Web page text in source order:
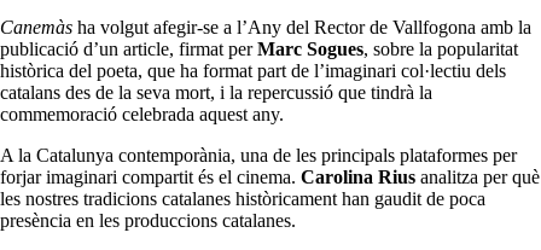
Canemàs ha volgut afegir-se a l’Any del Rector de Vallfogona amb la
publicació d’un article, firmat perMarc Sogues, sobre la popularitat
històrica del poeta, que ha format part de l’imaginari col·lectiu dels
catalans des de la seva mort, i la repercussió que tindrà la
commemoració celebrada aquest any.
A la Catalunya contemporània, una de les principals plataformes per
forjar imaginari compartit és el cinema. Carolina Rius analitza per què
les nostres tradicions catalanes històricament han gaudit de poca
presència en les produccions catalanes.